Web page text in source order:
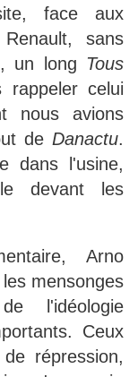
face aux
sans
un long Tous
celui
nous avions
de Danactu.
dans l'usine,
devant les
Arno
mensonges
l'idéologie
Ceux
répression,